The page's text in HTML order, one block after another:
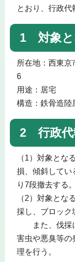
とおり、行政代
1 対象と
所在地：西東
6
用途：居宅
構造：鉄骨造陸
2 行政代
（1）対象とな
損、傾斜してい
り7段撤去する。
（2）対象とな
採し、ブロック
また、伐採に
害虫や悪臭等の
理を行う。